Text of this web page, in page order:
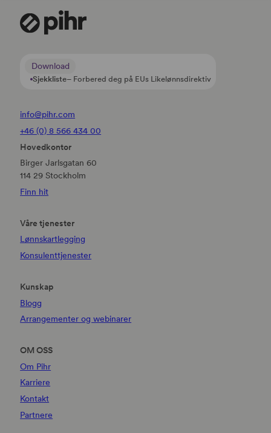
Download
Sjekkliste– Forbered deg på EUs Likelønnsdirektiv
info@pihr.com
+46 (0) 8 566 434 00
Hovedkontor
Birger Jarlsgatan 60
114 29 Stockholm
Finn hit
Våre tjenester
Lønnskartlegging
Konsulenttjenester
Kunskap
Blogg
Arrangementer og webinarer
OM OSS
Om Pihr
Karriere
Kontakt
Partnere